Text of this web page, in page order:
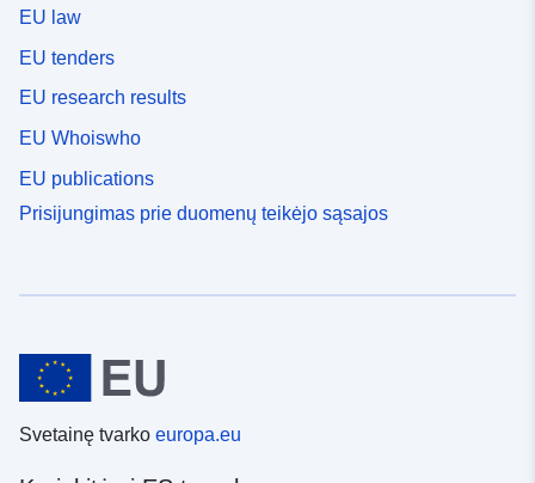
EU law
EU tenders
EU research results
EU Whoiswho
EU publications
Prisijungimas prie duomenų teikėjo sąsajos
Svetainę tvarko europa.eu